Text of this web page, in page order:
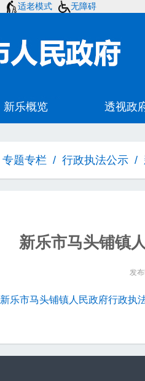
适老模式 无障碍
专题专栏 / 行政执法公示 /
新乐市马头铺镇
发
新乐市马头铺镇人民政府行政执